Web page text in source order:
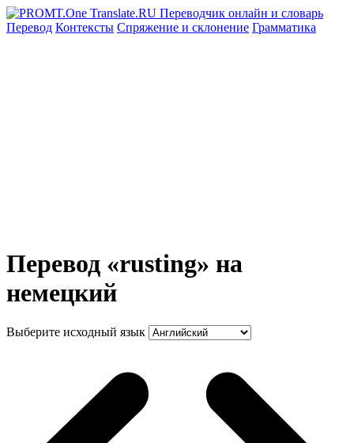
Перевод Контексты Спряжение и склонение Грамматика
Перевод «rusting» на
немецкий
Выберите исходный язык